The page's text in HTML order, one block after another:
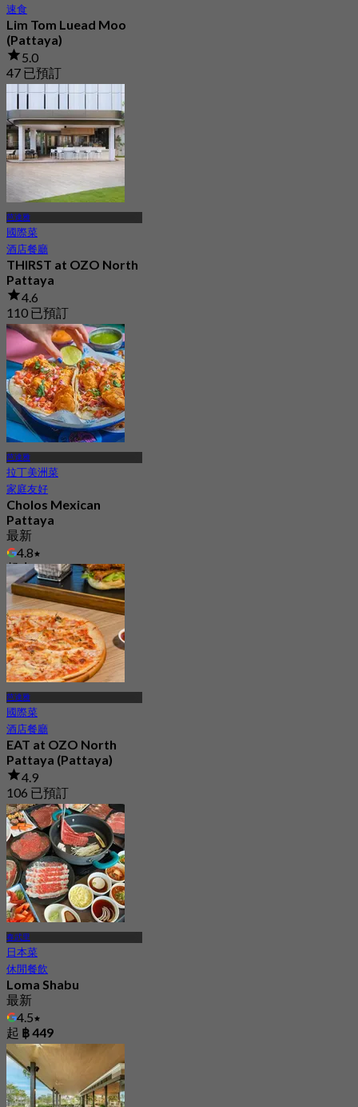
速食
Lim Tom Luead Moo
(Pattaya)
5.0
47 已預訂
起฿ 370
芭達雅
國際菜
酒店餐廳
THIRST at OZO North
Pattaya
4.6
110 已預訂
起฿ 569
芭達雅
拉丁美洲菜
家庭友好
Cholos Mexican
Pattaya
最新
4.8
起฿ 462.5
芭達雅
國際菜
酒店餐廳
EAT at OZO North
Pattaya (Pattaya)
4.9
106 已預訂
起฿ 299
春武里
日本菜
休閒餐飲
Loma Shabu
最新
4.5
起 ฿ 449